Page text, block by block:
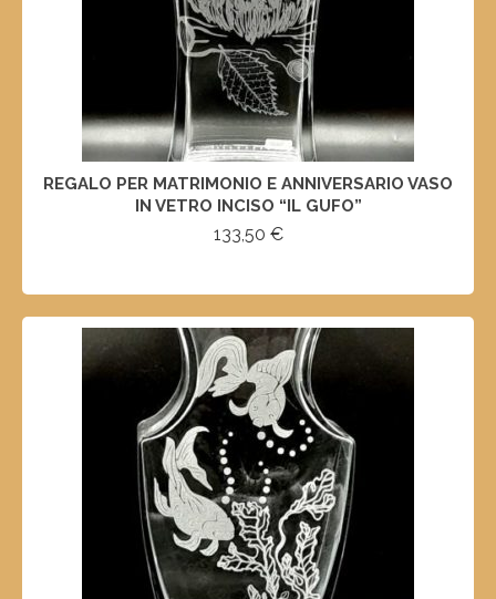
REGALO PER MATRIMONIO E ANNIVERSARIO VASO
IN VETRO INCISO “IL GUFO”
133,50 €